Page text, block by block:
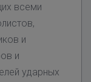
всеми
и
и
ударных